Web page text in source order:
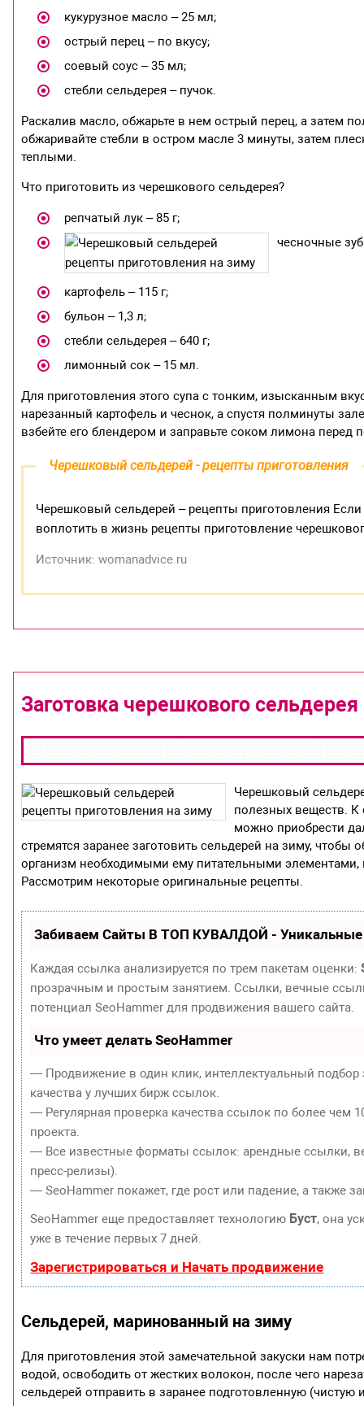
кукурузное масло – 25 мл;
острый перец – по вкусу;
соевый соус – 35 мл;
стебли сельдерея – пучок.
Раскалив масло, обжарьте в нем острый перец, а затем
обжаривайте стебли в остром масле 3 минуты, затем
теплыми.
Что приготовить из черешкового сельдерея?
репчатый лук – 85 г;
чесночные
картофель – 115 г;
бульон – 1,3 л;
стебли сельдерея – 640 г;
лимонный сок – 15 мл.
Для приготовления этого супа с тонким, изысканным
нарезанный картофель и чеснок, а спустя полминуты
взбейте его блендером и заправьте соком лимона перед
Черешковый сельдерей - рецепты приготовления
Черешковый сельдерей – рецепты приготовления
воплотить в жизнь рецепты приготовление
Источник: womanadvice.ru
Заготовка черешкового
Черешковый
полезных веществ. К
можно приобрести
стремятся заранее заготовить сельдерей на зиму,
организм необходимыми ему питательными элементами,
Рассмотрим некоторые оригинальные рецепты.
Забиваем Сайты В ТОП КУВАЛДОЙ - Уникальные
Каждая ссылка анализируется по трем пакетам оценки:
прозрачным и простым занятием. Ссылки, вечные
потенциал SeoHammer для продвижения вашего сайта.
Что умеет делать SeoHammer
— Продвижение в один клик, интеллектуальный
качества у лучших бирж ссылок.
— Регулярная проверка качества ссылок по более чем
проекта.
— Все известные форматы ссылок: арендные ссылки,
пресс-релизы).
— SeoHammer покажет, где рост или падение, а также
SeoHammer еще предоставляет технологию Буст, она
уже в течение первых 7 дней.
Зарегистрироваться и Начать продвижение
Сельдерей, маринованный на зиму
Для приготовления этой замечательной закуски нам
водой, освободить от жестких волокон, после чего
сельдерей отправить в заранее подготовленную